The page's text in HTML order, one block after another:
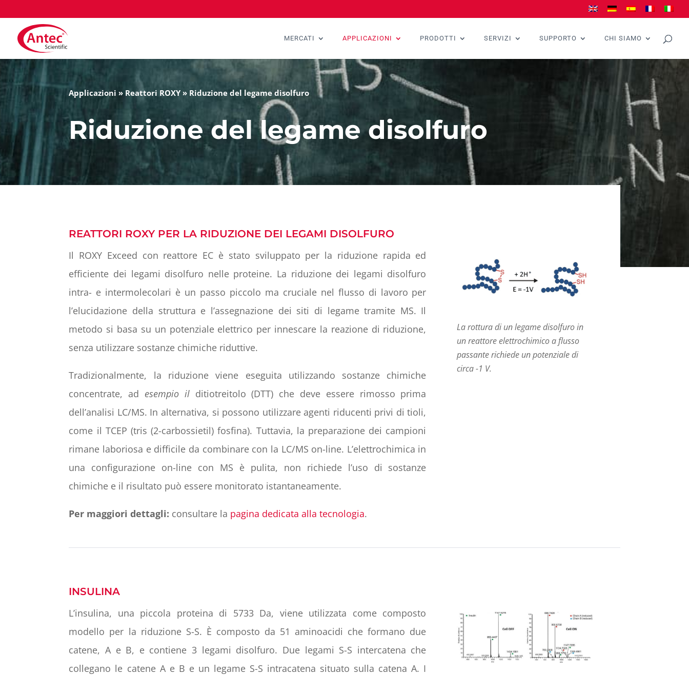
MERCATI APPLICAZIONI PRODOTTI SERVIZI SUPPORTO CHI SIAMO
Applicazioni » Reattori ROXY» Riduzione del legame disolfuro
Riduzione del legame disolfuro
REATTORI ROXY PER LA RIDUZIONE DEI LEGAMI DISOLFURO
Il ROXY Exceed con reattore EC è stato sviluppato per la riduzione rapida ed
efficiente dei legami disolfuro nelle proteine. La riduzione dei legami disolfuro
intra- e intermolecolari è un passo piccolo ma cruciale nel flusso di lavoro per
l’elucidazione della struttura e l’assegnazione dei siti di legame tramite MS. Il
metodo si basa su un potenziale elettrico per innescare la reazione di riduzione,
senza utilizzare sostanze chimiche riduttive.
Tradizionalmente, la riduzione viene eseguita utilizzando sostanze chimiche
concentrate, ad esempio ilditiotreitolo (DTT) che deve essere rimosso prima
dell’analisi LC/MS. In alternativa, si possono utilizzare agenti riducenti privi di tioli,
come il TCEP (tris (2-carbossietil) fosfina). Tuttavia, la preparazione dei campioni
rimane laboriosa e difficile da combinare con la LC/MS on-line. L’elettrochimica in
una configurazione on-line con MS è pulita, non richiede l’uso di sostanze
chimiche e il risultato può essere monitorato istantaneamente.
Per maggiori dettagli: consultare la pagina dedicata alla tecnologia.
La rottura di un legame disolfuro in
un reattore elettrochimico a flusso
passante richiede un potenziale di
circa -1 V.
INSULINA
L’insulina, una piccola proteina di 5733 Da, viene utilizzata come composto
modello per la riduzione S-S. È composto da 51 aminoacidi che formano due
catene, A e B, e contiene 3 legami disolfuro. Due legami S-S intercatena che
collegano le catene A e B e un legame S-S intracatena situato sulla catena A. I